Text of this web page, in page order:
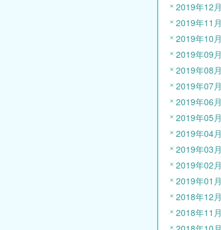
2019年12月
2019年11月
2019年10月
2019年09月
2019年08月
2019年07月
2019年06月
2019年05月
2019年04月
2019年03月
2019年02月
2019年01月
2018年12月
2018年11月